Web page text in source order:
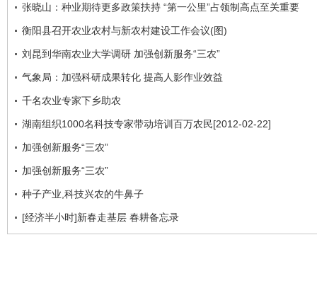
张晓山：种业期待更多政策扶持 “第一公里”占领制高点至关重要
衡阳县召开农业农村与新农村建设工作会议(图)
刘昆到华南农业大学调研 加强创新服务“三农”
气象局：加强科研成果转化 提高人影作业效益
千名农业专家下乡助农
湖南组织1000名科技专家带动培训百万农民[2012-02-22]
加强创新服务“三农”
加强创新服务“三农”
种子产业,科技兴农的牛鼻子
[经济半小时]新春走基层 春耕备忘录